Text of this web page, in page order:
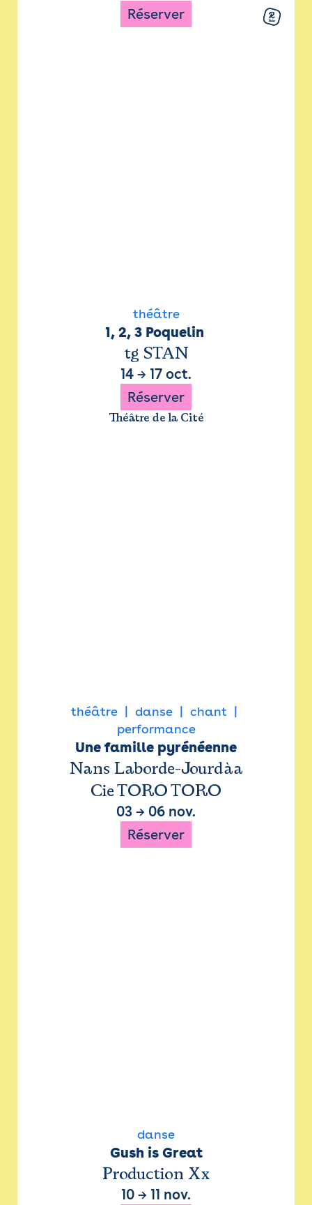
Réserver
théâtre
1, 2, 3 Poquelin
tg STAN
14 → 17 oct.
Réserver
Théâtre de la Cité
théâtre danse
chant
performance
Une famille pyrénéenne
Nans Laborde-Jourdàa
Cie TORO TORO
03 → 06 nov.
Réserver
danse
Gush is Great
Production Xx
10 → 11 nov.